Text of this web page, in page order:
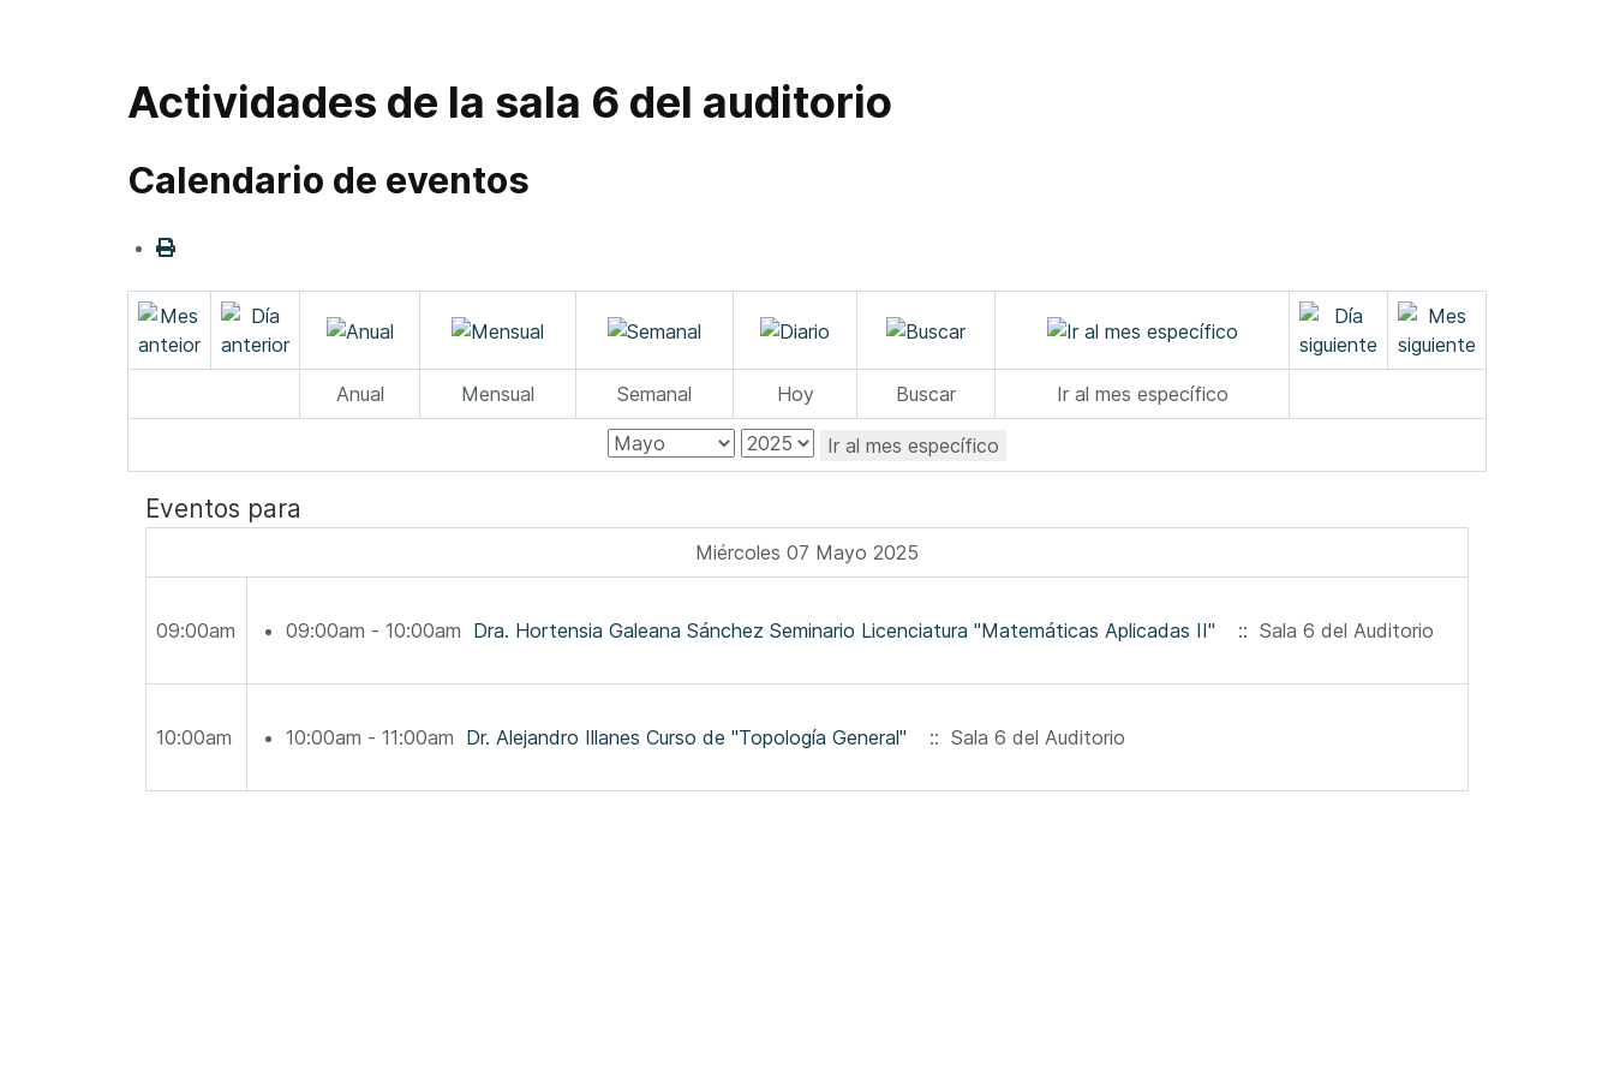
Actividades de la sala 6 del auditorio
Calendario de eventos
Anual Mensual Semanal Hoy Buscar Ir al mes específico
Ir al mes específico
Eventos para
Miércoles 07 Mayo 2025
09:00am 09:00am - 10:00am Dra. Hortensia Galeana Sánchez Seminario Licenciatura "Matemáticas Aplicadas II" :: Sala 6 del Auditorio
10:00am 10:00am - 11:00am Dr. Alejandro Illanes Curso de "Topología General" :: Sala 6 del Auditorio